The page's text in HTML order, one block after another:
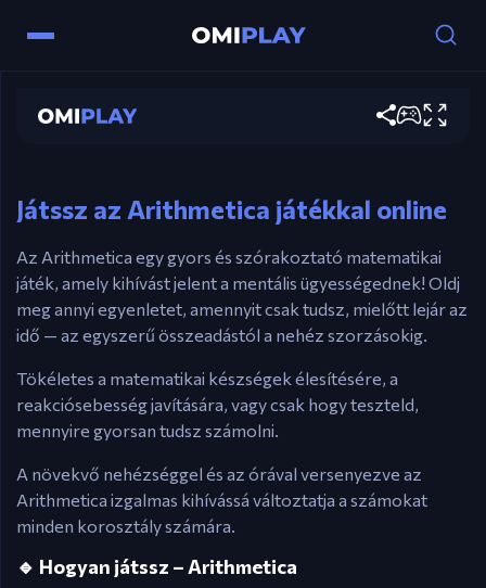
Arithmetica
válaszokat.
Játssz az Arithmetica játékkal online
Az Arithmetica egy gyors és szórakoztató matematikai
játék, amely kihívást jelent a mentális ügyességednek! Oldj
meg annyi egyenletet, amennyit csak tudsz, mielőtt lejár az
idő — az egyszerű összeadástól a nehéz szorzásokig.
Tökéletes a matematikai készségek élesítésére, a
reakciósebesség javítására, vagy csak hogy teszteld,
mennyire gyorsan tudsz számolni.
A növekvő nehézséggel és az órával versenyezve az
Arithmetica izgalmas kihívássá változtatja a számokat
minden korosztály számára.
🔹 Hogyan játssz – Arithmetica